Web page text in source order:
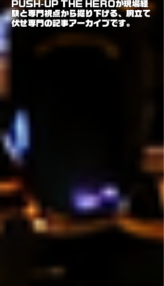
PUSH-UP THE HEROが現場経
験と専門視点から掘り下げる、腕立て
伏せ専門の記事アーカイブです。